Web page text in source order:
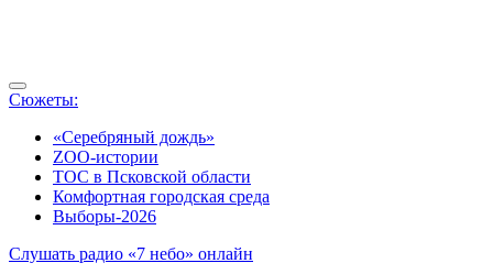
Сюжеты:
«Серебряный дождь»
ZOO-истории
ТОС в Псковской области
Комфортная городская среда
Выборы-2026
Слушать радио «7 небо» онлайн